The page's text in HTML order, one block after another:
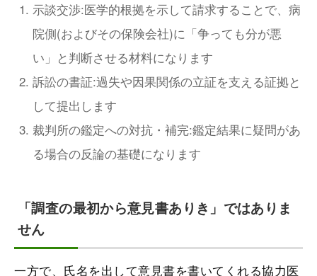
示談交渉:医学的根拠を示して請求することで、病
院側(およびその保険会社)に「争っても分が悪
い」と判断させる材料になります
訴訟の書証:過失や因果関係の立証を支える証拠と
して提出します
裁判所の鑑定への対抗・補完:鑑定結果に疑問があ
る場合の反論の基礎になります
「調査の最初から意見書ありき」ではありま
せん
一方で、氏名を出して意見書を書いてくれる協力医